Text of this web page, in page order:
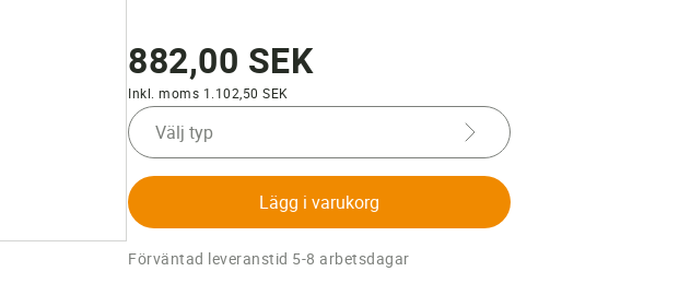
882,00 SEK
Inkl. moms 1.102,50 SEK
Välj typ
Lägg i varukorg
Förväntad leveranstid 5-8 arbetsdagar